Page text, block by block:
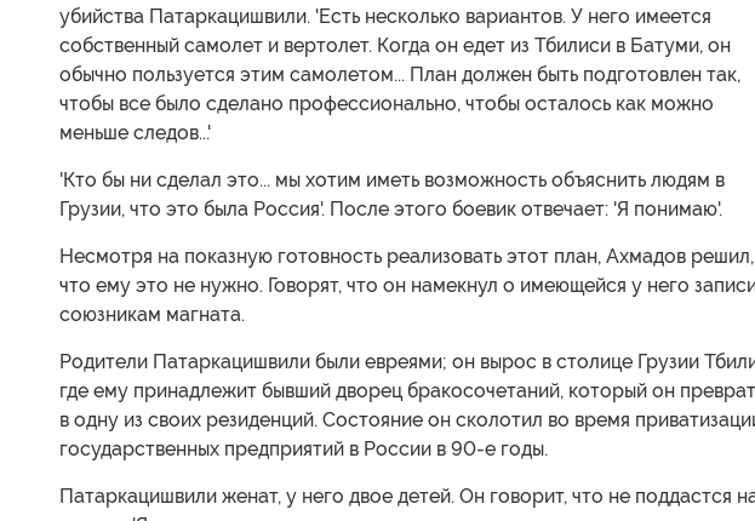
убийства Патаркацишвили. 'Есть несколько вариантов. У него имеется
собственный самолет и вертолет. Когда он едет из Тбилиси в Батуми, он
обычно пользуется этим самолетом... План должен быть подготовлен так,
чтобы все было сделано профессионально, чтобы осталось как можно
меньше следов...'
'Кто бы ни сделал это... мы хотим иметь возможность объяснить людям в
Грузии, что это была Россия'. После этого боевик отвечает: 'Я понимаю'.
Несмотря на показную готовность реализовать этот план, Ахмадов решил,
что ему это не нужно. Говорят, что он намекнул о имеющейся у него
союзникам магната.
Родители Патаркацишвили были евреями; он вырос в столице Грузии
где ему принадлежит бывший дворец бракосочетаний, который он
в одну из своих резиденций. Состояние он сколотил во время
государственных предприятий в России в 90-е годы.
Патаркацишвили женат, у него двое детей. Он говорит, что не поддастся